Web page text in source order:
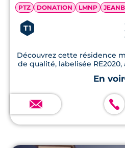
PTZ DONATION LMNP
T1
Découvrez cette résidence
de qualité, labelisée
dotés de terrasses en bois et